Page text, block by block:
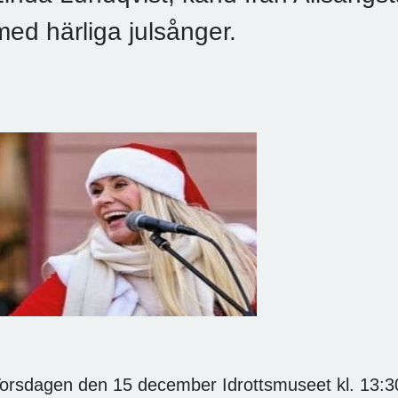
härliga julsånger.
den 15 december